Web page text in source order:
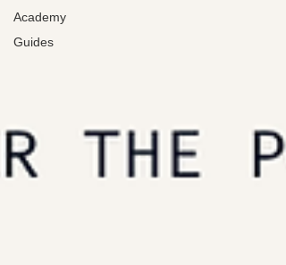
Academy
Guides